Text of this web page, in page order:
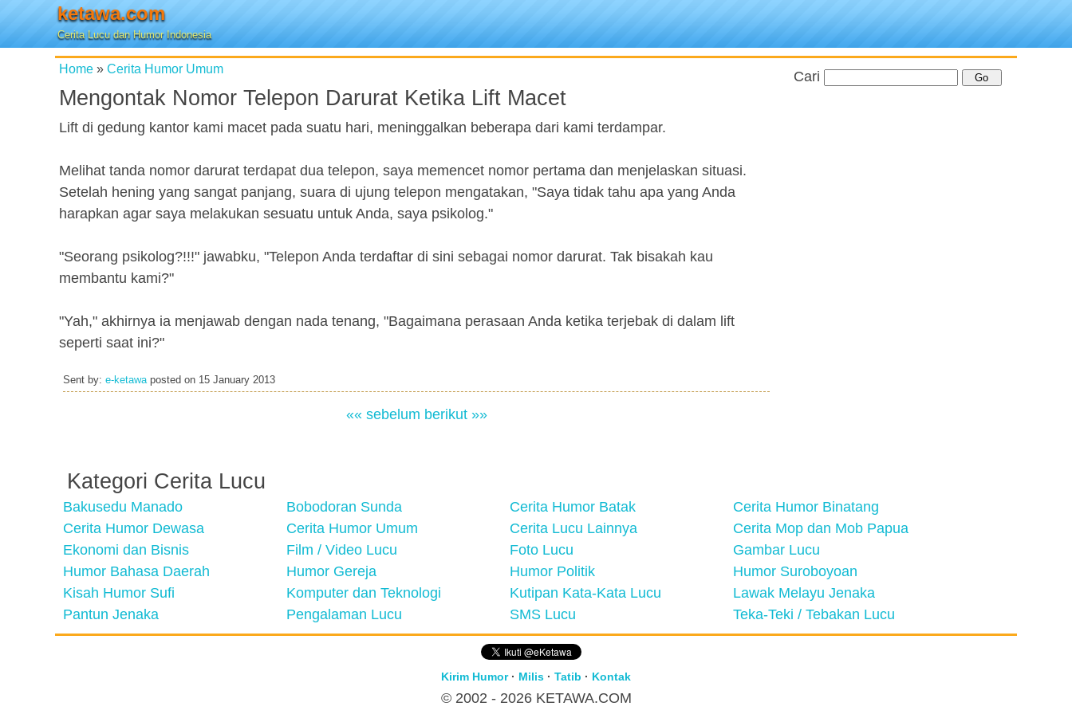
ketawa.com
Cerita Lucu dan Humor Indonesia
Home » Cerita Humor Umum
Mengontak Nomor Telepon Darurat Ketika Lift Macet
Lift di gedung kantor kami macet pada suatu hari, meninggalkan beberapa dari kami terdampar.
Melihat tanda nomor darurat terdapat dua telepon, saya memencet nomor pertama dan menjelaskan situasi.
Setelah hening yang sangat panjang, suara di ujung telepon mengatakan, "Saya tidak tahu apa yang Anda
harapkan agar saya melakukan sesuatu untuk Anda, saya psikolog."
"Seorang psikolog?!!!" jawabku, "Telepon Anda terdaftar di sini sebagai nomor darurat. Tak bisakah kau
membantu kami?"
"Yah," akhirnya ia menjawab dengan nada tenang, "Bagaimana perasaan Anda ketika terjebak di dalam lift
seperti saat ini?"
Sent by: e-ketawaposted on 15 January 2013
«« sebelum berikut »»
Cari
Kategori Cerita Lucu
Bakusedu Manado Bobodoran Sunda Cerita Humor Batak
Cerita Humor Binatang
Cerita Humor Dewasa
Cerita Humor Umum Cerita Lucu Lainnya
Cerita Mop dan Mob Papua
Ekonomi dan Bisnis
Film / Video Lucu Foto Lucu
Gambar Lucu
Humor Bahasa Daerah
Humor Gereja Humor Politik
Humor Suroboyoan
Kisah Humor Sufi
Komputer dan Teknologi Kutipan Kata-Kata Lucu
Lawak Melayu Jenaka
Pantun Jenaka
Pengalaman Lucu SMS Lucu Teka-Teki / Tebakan Lucu
Kirim Humor· Milis · Tatib · Kontak
© 2002 - 2026 KETAWA.COM